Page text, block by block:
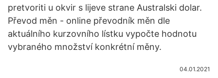
pretvoriti u okvir s lijeve strane Australski dolar.
Převod měn - online převodník měn dle
aktuálního kurzovního lístku vypočte hodnotu
vybraného množství konkrétní měny.
04.01.2021